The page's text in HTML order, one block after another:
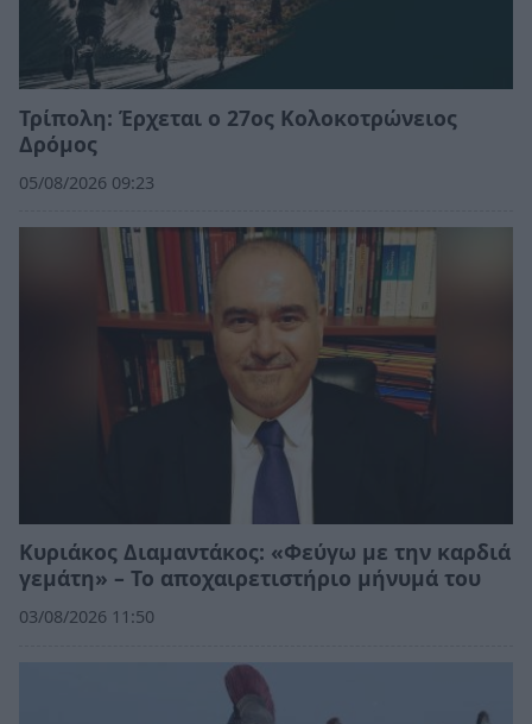
Τρίπολη: Έρχεται ο 27ος Κολοκοτρώνειος
Δρόμος
05/08/2026 09:23
Κυριάκος Διαμαντάκος: «Φεύγω με την καρδιά
γεμάτη» – Το αποχαιρετιστήριο μήνυμά του
03/08/2026 11:50